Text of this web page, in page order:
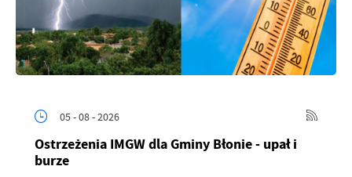
05 - 08 - 2026
Ostrzeżenia IMGW dla Gminy Błonie - upał i
burze